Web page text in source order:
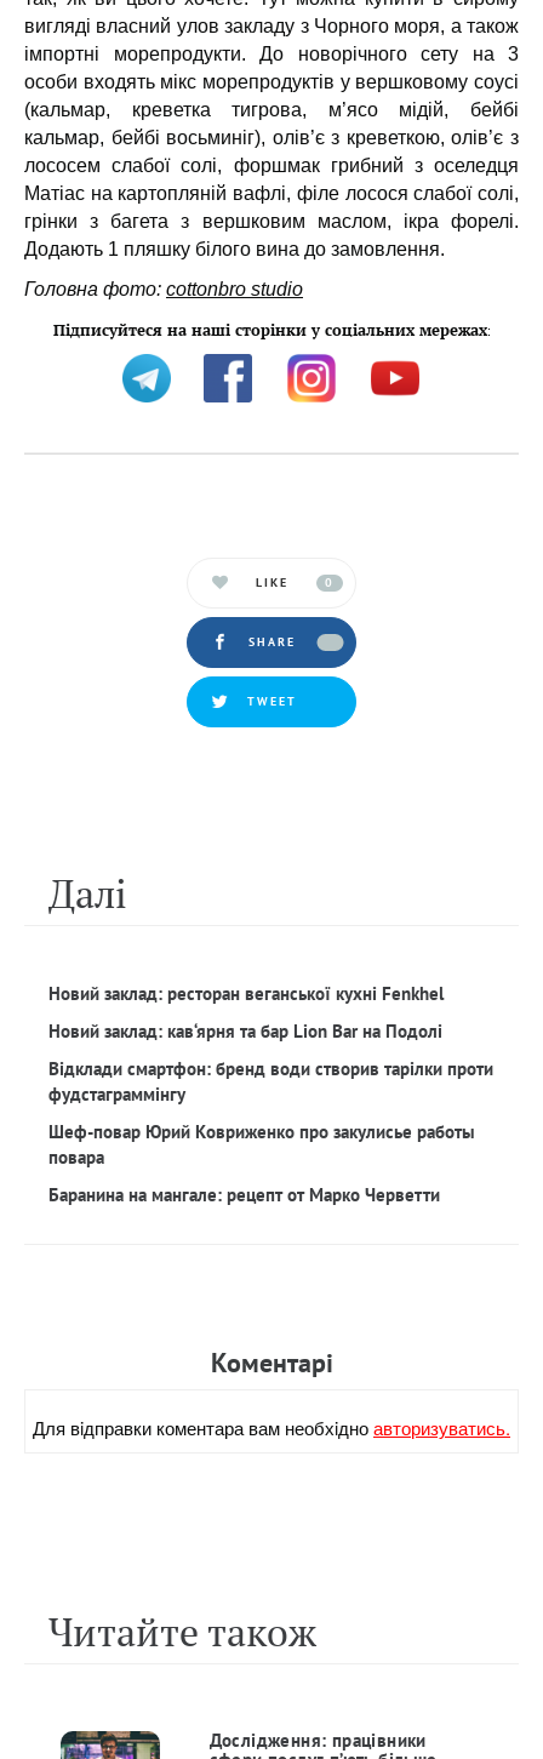
вигляді власний улов закладу з Чорного моря, а також
імпортні морепродукти. До новорічного сету на 3
особи входять мікс морепродуктів у вершковому соусі
(кальмар, креветка тигрова, м’ясо мідій, бейбі
кальмар, бейбі восьминіг), олів’є з креветкою, олів’є з
лососем слабої солі, форшмак грибний з оселедця
Матіас на картопляній вафлі, філе лосося слабої солі,
грінки з багета з вершковим маслом, ікра форелі.
Додають 1 пляшку білого вина до замовлення.
Головна фото: cottonbro studio
Підписуйтеся на наші сторінки у соціальних мережах:
LIKE 0
SHARE
TWEET
Далi
Новий заклад: ресторан веганської кухні Fenkhel
Новий заклад: кав‘ярня та бар Lion Bar на Подолі
Відклади смартфон: бренд води створив тарілки проти
фудстаграммінгу
Шеф-повар Юрий Ковриженко про закулисье работы
повара
Баранина на мангале: рецепт от Марко Черветти
Коментарi
Для вiдправки коментара вам необхiдноавторизуватись.
Читайте також
Дослідження: працівники